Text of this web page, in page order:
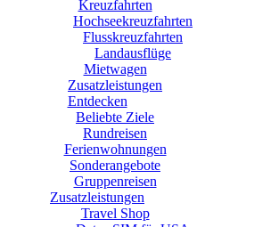
Kreuzfahrten
Hochseekreuzfahrten
Flusskreuzfahrten
Landausflüge
Mietwagen
Zusatzleistungen
Entdecken
Beliebte Ziele
Rundreisen
Ferienwohnungen
Sonderangebote
Gruppenreisen
Zusatzleistungen
Travel Shop